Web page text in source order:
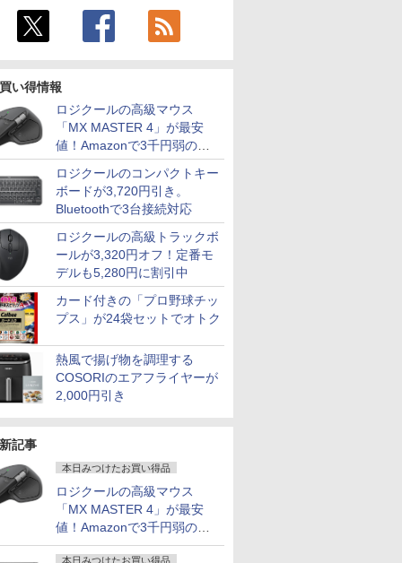
い得情報
ロジクールの高級マウス
「MX MASTER 4」が最安
値！Amazonで3千円弱の割
引
ロジクールのコンパクトキー
ボードが3,720円引き。
Bluetoothで3台接続対応
ロジクールの高級トラックボ
ールが3,320円オフ！定番モ
デルも5,280円に割引中
カード付きの「プロ野球チッ
プス」が24袋セットでオトク
熱風で揚げ物を調理する
COSORIのエアフライヤーが
2,000円引き
記事
本日みつけたお買い得品
ロジクールの高級マウス
「MX MASTER 4」が最安
値！Amazonで3千円弱の割
引
本日みつけたお買い得品